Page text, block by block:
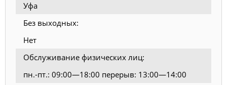
Уфа
Без выходных:
Нет
Обслуживание физических лиц:
пн.-пт.: 09:00—18:00 перерыв: 13:00—14:00